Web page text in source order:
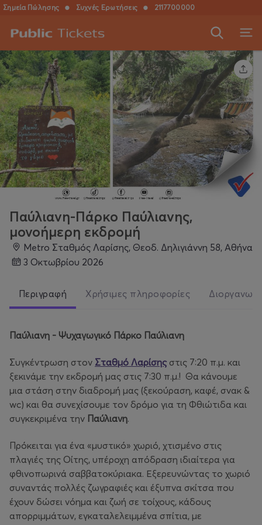
Σημεία Πώλησης ● Συχνές Ερωτήσεις ● 2117700000
Παύλιανη-Πάρκο Παύλιανης,
μονοήμερη εκδρομή
Metro Σταθμός Λαρίσης, Θεοδ. Δηλιγιάννη 58, Αθήνα
3 Οκτωβρίου 2026
Περιγραφή Χρήσιμες πληροφορίες
Παύλιανη - Ψυχαγωγικό Πάρκο Παύλιανη
Συγκέντρωση στον Σταθμό Λαρίσης στις 7:20 π.μ. και
ξεκινάμε την εκδρομή μας στις 7:30 π.μ.! Θα κάνουμε
μια στάση στην διαδρομή μας (ξεκούραση, καφέ, σνακ &
wc) και θα συνεχίσουμε τον δρόμο για τη Φθιώτιδα και
συγκεκριμένα την Παύλιανη.
Πρόκειται για ένα «μυστικό» χωριό, χτισμένο στις
πλαγιές της Οίτης, υπέροχη απόδραση ιδιαίτερα για
φθινοπωρινά σαββατοκύριακα. Εξερευνώντας το χωριό
συναντάς πολλές ζωγραφιές και έξυπνα σκίτσα που
έχουν δώσει νόημα και ζωή σε τοίχους, κάδους
απορριμμάτων, εγκαταλελειμμένα σπίτια, με